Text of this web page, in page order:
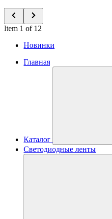
Item 1 of 12
Новинки
Главная
Каталог
Светодиодные ленты